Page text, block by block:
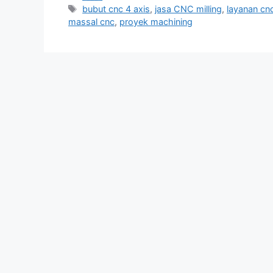
Tags
bubut cnc 4 axis, jasa CNC milling, layanan
massal cnc, proyek machining